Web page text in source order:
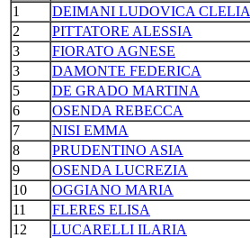
1
DEIMANI LUDOVICA CLELIA
2
PITTATORE ALESSIA
3
FIORATO AGNESE
3
DAMONTE FEDERICA
5
DE GRADO MARTINA
6
OSENDA REBECCA
7
NISI EMMA
8
PRUDENTINO ASIA
9
OSENDA LUCREZIA
10
OGGIANO MARIA
11
FLERES ELISA
12
LUCARELLI ILARIA